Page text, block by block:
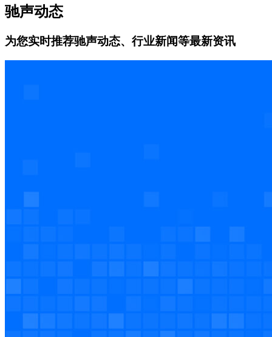
驰声动态
为您实时推荐驰声动态、行业新闻等最新资讯